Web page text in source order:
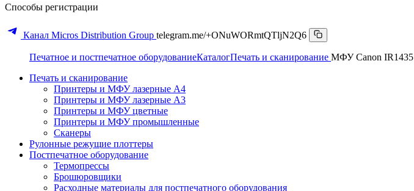
Способы регистрации
Канал Micros Distribution Group telegram.me/+ONuWORmtQTljN2Q6
Печатное и постпечатное оборудованиеКаталогПечать и сканирование МФУ Canon IR1435
Печать и сканирование
Принтеры и МФУ лазерные А4
Принтеры и МФУ лазерные А3
Принтеры и МФУ цветные
Принтеры и МФУ промышленные
Сканеры
Рулонные режущие плоттеры
Постпечатное оборудование
Термопрессы
Брошюровщики
Расходные материалы для постпечатного оборудования